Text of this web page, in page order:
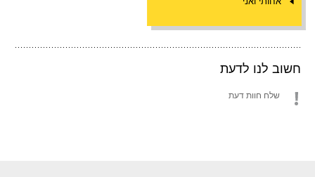
חשוב לנו לדעת
שלח חוות דעת